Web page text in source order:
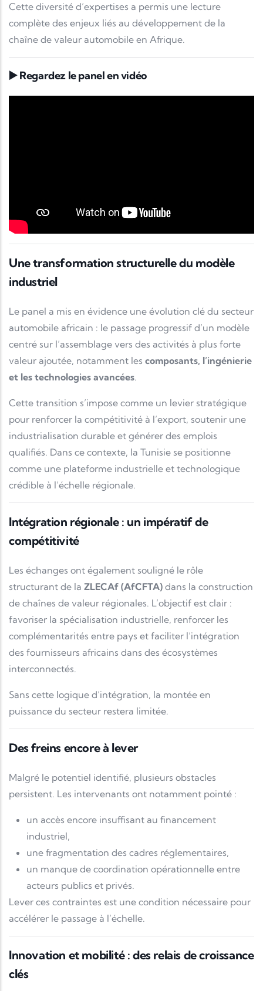
Cette diversité d’expertises a permis une lecture
complète des enjeux liés au développement de la
chaîne de valeur automobile en Afrique.
▶️ Regardez le panel en vidéo
Une transformation structurelle du modèle
industriel
Le panel a mis en évidence une évolution clé du secteur
automobile africain : le passage progressif d’un modèle
centré sur l’assemblage vers des activités à plus forte
valeur ajoutée, notamment les composants, l’ingénierie
et les technologies avancées.
Cette transition s’impose comme un levier stratégique
pour renforcer la compétitivité à l’export, soutenir une
industrialisation durable et générer des emplois
qualifiés. Dans ce contexte, la Tunisie se positionne
comme une plateforme industrielle et technologique
crédible à l’échelle régionale.
Intégration régionale : un impératif de
compétitivité
Les échanges ont également souligné le rôle
structurant de la ZLECAf (AfCFTA) dans la construction
de chaînes de valeur régionales. L’objectif est clair :
favoriser la spécialisation industrielle, renforcer les
complémentarités entre pays et faciliter l’intégration
des fournisseurs africains dans des écosystèmes
interconnectés.
Sans cette logique d’intégration, la montée en
puissance du secteur restera limitée.
Des freins encore à lever
Malgré le potentiel identifié, plusieurs obstacles
persistent. Les intervenants ont notamment pointé :
un accès encore insuffisant au financement
industriel,
une fragmentation des cadres réglementaires,
un manque de coordination opérationnelle entre
acteurs publics et privés.
Lever ces contraintes est une condition nécessaire pour
accélérer le passage à l’échelle.
Innovation et mobilité : des relais de croissance
clés